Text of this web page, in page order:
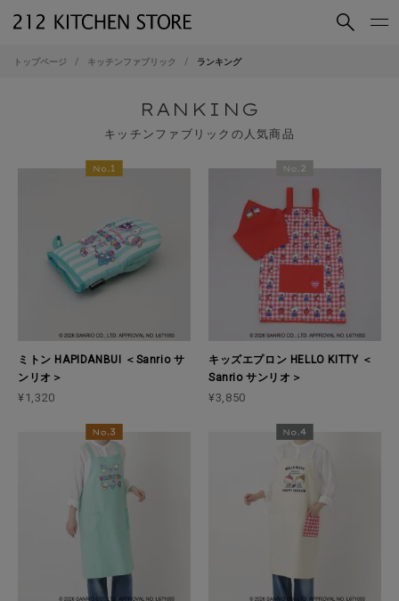
買いもの
212 KITCHEN STORE 公式SNSアカウント
Mail Magazine YouTube
LINE
トップページ キッチンファブリック ランキング
RANKING
キッチンファブリックの人気商品
ミトン HAPIDANBUI ＜Sanrio サ
ンリオ＞
¥1,320
キッズエプロン HELLO KITTY ＜
Sanrio サンリオ＞
¥3,850